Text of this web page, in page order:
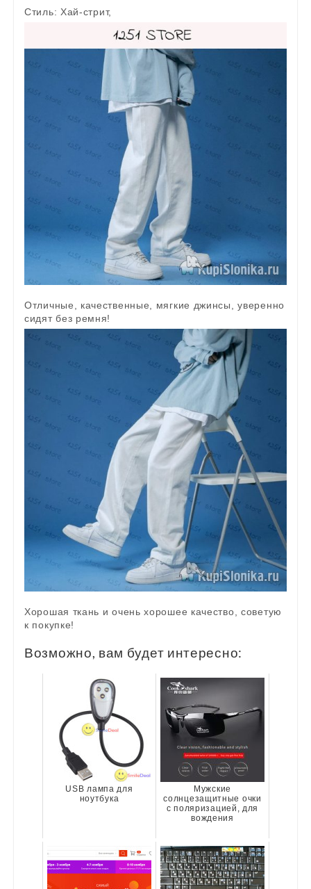
Стиль: Хай-стрит,
Отличные, качественные, мягкие джинсы, уверенно
сидят без ремня!
Хорошая ткань и очень хорошее качество, советую
к покупке!
Возможно, вам будет интересно:
USB лампа для
ноутбука
Мужские
солнцезащитные очки
с поляризацией, для
вождения